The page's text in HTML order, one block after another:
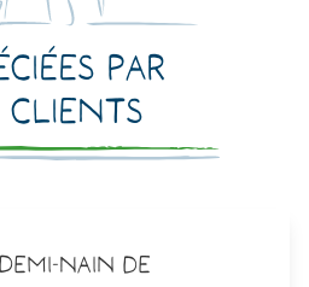
par
clients
Nain de